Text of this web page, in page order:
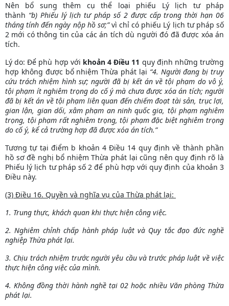
Nên bổ sung thêm cụ thể loại phiếu Lý lịch tư pháp
thành “b) Phiếu lý lịch tư pháp số 2 được cấp trong thời hạn 06
tháng tính đến ngày nộp hồ sơ;”vì chỉ có phiếu Lý lịch tư pháp số
2 mới có thông tin của các án tích dù người đó đã được xóa án
tích.
Lý do: Để phù hợp với khoản 4 Điều 11 quy định những trường
hợp không được bổ nhiệm Thừa phát lại “4. Người đang bị truy
cứu trách nhiệm hình sự; người đã bị kết án về tội phạm do vô ý,
tội phạm ít nghiêm trọng do cố ý mà chưa được xóa án tích; người
đã bị kết án về tội phạm liên quan đến chiếm đoạt tài sản, trục lợi,
gian lận, gian dối, xâm phạm an ninh quốc gia, tội phạm nghiêm
trọng, tội phạm rất nghiêm trọng, tội phạm đặc biệt nghiêm trọng
do cố ý, kể cả trường hợp đã được xóa án tích.”
Tương tự tại điểm b khoản 4 Điều 14 quy định về thành phần
hồ sơ đề nghị bổ nhiệm Thừa phát lại cũng nên quy định rõ là
Phiếu lý lịch tư pháp số 2 để phù hợp với quy định của khoản 3
Điều này.
(3) Điều 16. Quyền và nghĩa vụ của Thừa phát lại:
1. Trung thực, khách quan khi thực hiện công việc.
2. Nghiêm chỉnh chấp hành pháp luật và Quy tắc đạo đức nghề
nghiệp Thừa phát lại.
3. Chịu trách nhiệm trước người yêu cầu và trước pháp luật về việc
thực hiện công việc của mình.
4. Không đồng thời hành nghề tại 02 hoặc nhiều Văn phòng Thừa
phát lại.